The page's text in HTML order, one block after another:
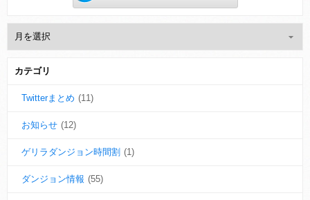
カテゴリ
Twitterまとめ (11)
お知らせ (12)
ゲリラダンジョン時間割 (1)
ダンジョン情報 (55)